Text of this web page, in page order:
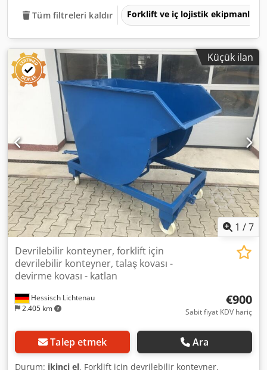
Tüm filtreleri kaldır Forklift ve iç lojistik ekipmanları
Küçük ilan
1 /7
Hessisch Lichtenau
2.405 km
Devrilebilir konteyner, forklift için
devrilebilir konteyner, talaş kovası -
devirme kovası - katlan
€900
Sabit fiyat KDV hariç
Talep etmek Ara
Durum: ikinci el, Forklift için devrilebilir konteyner,